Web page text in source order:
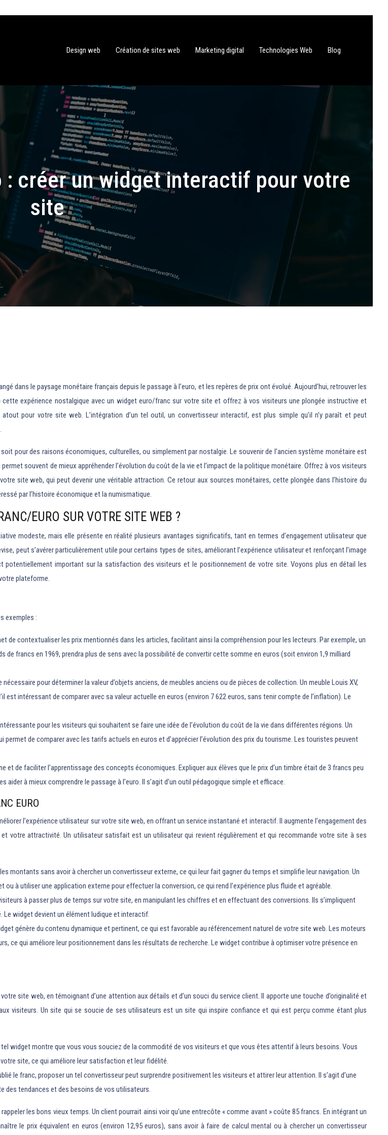
Design web Création de sites web Marketing digital Technologies Web Blog
: créer un widget interactif pour votre
site
dans le paysage monétaire français depuis le passage à l’euro, et les repères de prix ont évolué. Aujourd’hui, retrouver les
cette expérience nostalgique avec un widget euro/franc sur votre site et offrez à vos visiteurs une plongée instructive et
pour votre site web. L’intégration d’un tel outil, un convertisseur interactif, est plus simple qu’il n’y paraît et peut
pour des raisons économiques, culturelles, ou simplement par nostalgie. Le souvenir de l’ancien système monétaire est
souvent de mieux appréhender l’évolution du coût de la vie et l’impact de la politique monétaire. Offrez à vos visiteurs
site web, qui peut devenir une véritable attraction. Ce retour aux sources monétaires, cette plongée dans l’histoire du
par l’histoire économique et la numismatique.
EURO SUR VOTRE SITE WEB ?
modeste, mais elle présente en réalité plusieurs avantages significatifs, tant en termes d’engagement utilisateur que
peut s’avérer particulièrement utile pour certains types de sites, améliorant l’expérience utilisateur et renforçant l’image
potentiellement important sur la satisfaction des visiteurs et le positionnement de votre site. Voyons plus en détail les
plateforme.
exemples :
contextualiser les prix mentionnés dans les articles, facilitant ainsi la compréhension pour les lecteurs. Par exemple, un
francs en 1969, prendra plus de sens avec la possibilité de convertir cette somme en euros (soit environ 1,9 milliard
pour déterminer la valeur d’objets anciens, de meubles anciens ou de pièces de collection. Un meuble Louis XV,
est intéressant de comparer avec sa valeur actuelle en euros (environ 7 622 euros, sans tenir compte de l’inflation). Le
pour les visiteurs qui souhaitent se faire une idée de l’évolution du coût de la vie dans différentes régions. Un
de comparer avec les tarifs actuels en euros et d’apprécier l’évolution des prix du tourisme. Les touristes peuvent
de faciliter l’apprentissage des concepts économiques. Expliquer aux élèves que le prix d’un timbre était de 3 francs peu
à mieux comprendre le passage à l’euro. Il s’agit d’un outil pédagogique simple et efficace.
EURO
l’expérience utilisateur sur votre site web, en offrant un service instantané et interactif. Il augmente l’engagement des
votre attractivité. Un utilisateur satisfait est un utilisateur qui revient régulièrement et qui recommande votre site à ses
sans avoir à chercher un convertisseur externe, ce qui leur fait gagner du temps et simplifie leur navigation. Un
à utiliser une application externe pour effectuer la conversion, ce qui rend l’expérience plus fluide et agréable.
à passer plus de temps sur votre site, en manipulant les chiffres et en effectuant des conversions. Ils s’impliquent
widget devient un élément ludique et interactif.
génère du contenu dynamique et pertinent, ce qui est favorable au référencement naturel de votre site web. Les moteurs
ce qui améliore leur positionnement dans les résultats de recherche. Le widget contribue à optimiser votre présence en
site web, en témoignant d’une attention aux détails et d’un souci du service client. Il apporte une touche d’originalité et
visiteurs. Un site qui se soucie de ses utilisateurs est un site qui inspire confiance et qui est perçu comme étant plus
widget montre que vous vous souciez de la commodité de vos visiteurs et que vous êtes attentif à leurs besoins. Vous
site, ce qui améliore leur satisfaction et leur fidélité.
le franc, proposer un tel convertisseur peut surprendre positivement les visiteurs et attirer leur attention. Il s’agit d’une
des tendances et des besoins de vos utilisateurs.
les bons vieux temps. Un client pourrait ainsi voir qu’une entrecôte « comme avant » coûte 85 francs. En intégrant un
le prix équivalent en euros (environ 12,95 euros), sans avoir à faire de calcul mental ou à chercher un convertisseur